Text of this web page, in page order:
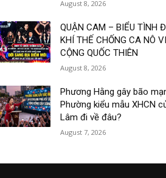
August 8, 2026
QUẬN CAM – BIỂU TÌNH
KHÍ THẾ CHỐNG CA NÔ
CỘNG QUỐC THIÊN
August 8, 2026
Phương Hằng gây bão
Phường kiểu mẫu XHCN
Lâm đi về đâu?
August 7, 2026